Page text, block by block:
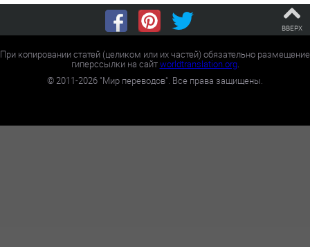
ВВЕРХ
При копировании статей (целиком или их частей) обязательно размещение
гиперссылки на сайтworldtranslation.org.
©2011-2026 "Мир переводов". Все права защищены.